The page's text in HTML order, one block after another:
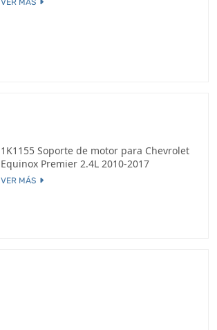
1K1155 Soporte de motor para Chevrolet
Equinox Premier 2.4L 2010-2017
VER MÁS